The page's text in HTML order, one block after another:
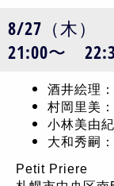
8/27（木）
21:00〜
酒井絵理
村岡里美
小林美由
大和秀嗣
Petit Priere